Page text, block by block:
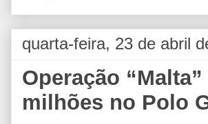
quarta-feira, 23 de abril
Operação
milhões no Polo